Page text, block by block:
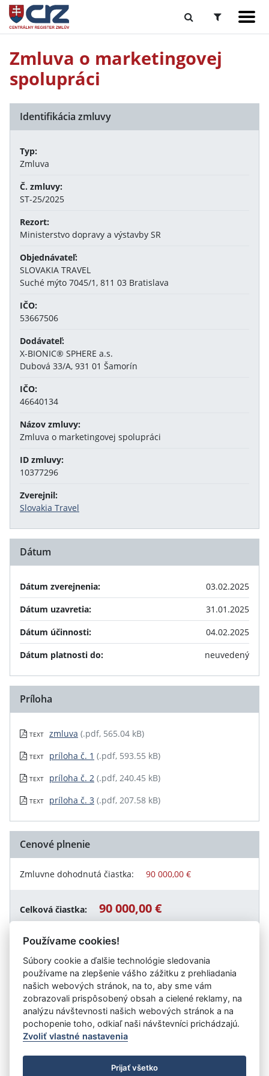
Zmluva o marketingovej
spolupráci
Identifikácia zmluvy
Typ:
Zmluva
Č. zmluvy:
ST-25/2025
Rezort:
Ministerstvo dopravy a výstavby SR
Objednávateľ:
SLOVAKIA TRAVEL
Suché mýto 7045/1, 811 03 Bratislava
IČO:
53667506
Dodávateľ:
X-BIONIC® SPHERE a.s.
Dubová 33/A, 931 01 Šamorín
IČO:
46640134
Názov zmluvy:
Zmluva o marketingovej spolupráci
ID zmluvy:
10377296
Zverejnil:
Slovakia Travel
Dátum
Dátum zverejnenia:
03.02.2025
Dátum uzavretia:
31.01.2025
Dátum účinnosti:
04.02.2025
Dátum platnosti do:
neuvedený
Príloha
TEXT zmluva (.pdf, 565.04 kB)
TEXT príloha č. 1 (.pdf, 593.55 kB)
TEXT príloha č. 2 (.pdf, 240.45 kB)
TEXT príloha č. 3 (.pdf, 207.58 kB)
Cenové plnenie
Zmluvne dohodnutá čiastka: 90 000,00 €
Celková čiastka: 90 000,00 €
Návrat späť
Vystavil:Slovakia Travel
Úrad vlády SR
- Všetky práva vyhradené
Prehlásenie o prístupnosti
Zmluvy do 31.12.2010
Používame cookies!
Súbory cookie a ďalšie technológie sledovania
používame na zlepšenie vášho zážitku z prehliadania
našich webových stránok, na to, aby sme vám
zobrazovali prispôsobený obsah a cielené reklamy, na
analýzu návštevnosti našich webových stránok a na
pochopenie toho, odkiaľ naši návštevníci prichádzajú.
Zvoliť vlastné nastavenia
Prijať všetko